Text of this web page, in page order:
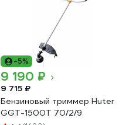
-5%
9 190 ₽
9 715 ₽
Бензиновый триммер Huter
GGT-1500T 70/2/9